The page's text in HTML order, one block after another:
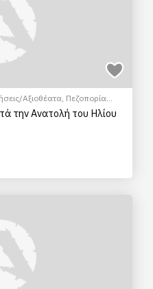
Αξιοθέατα, Πεζοπορία
την Ανατολή του Ηλίου